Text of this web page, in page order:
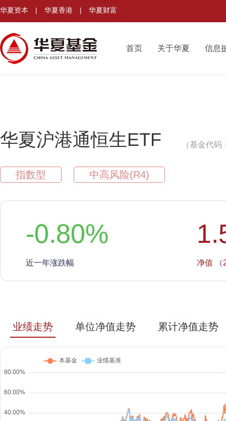
华夏资本 | 华夏香港 | 华夏财富
首页 关于华夏 信息
华夏沪港通恒生ETF （基金代
指数型 中高风险(R4)
-0.80%
近一年涨跌幅 净值 （
业绩走势 单位净值走势 累计净值走势